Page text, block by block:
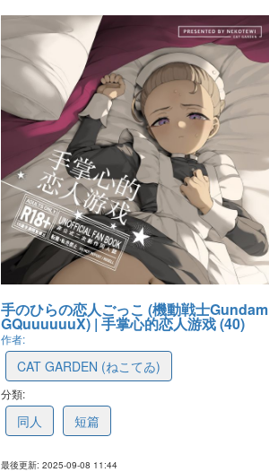
手のひらの恋人ごっこ (機動戦士Gundam
GQuuuuuuX) | 手掌心的恋人游戏 (40)
作者:
CAT GARDEN (ねこてゐ)
分類:
同人 短篇
最後更新: 2025-09-08 11:44